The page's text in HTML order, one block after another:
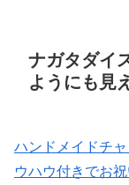
ナガタダイ
ようにも見
ハンドメイドチ
ウハウ付きでお